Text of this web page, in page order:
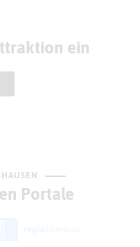
ein
Portale